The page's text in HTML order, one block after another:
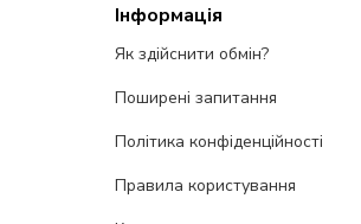
Інформація
Як здійснити обмін?
Поширені запитання
Політика конфіденційності
Правила користування